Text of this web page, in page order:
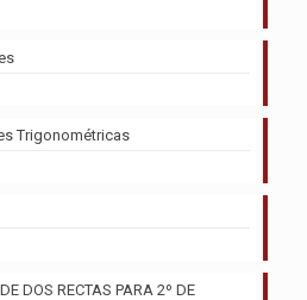
Trigonométricas
DOS RECTAS PARA 2º DE